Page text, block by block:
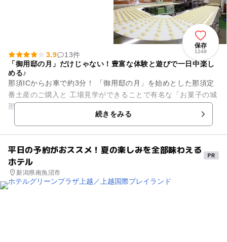
保存
1249
3.9
13件
「御用邸の月」だけじゃない！豊富な体験と遊びで一日中楽し
める♪
那須ICからお車で約3分！ 「御用邸の月」を始めとした那須定
番土産のご購入と 工場見学ができることで有名な「お菓子の城
那須ハートランド」♪ 実は体験イベントや楽しい遊びも盛りだ
続きをみる
平日の予約がおススメ！夏の楽しみを全部味わえる
ホテル
新潟県南魚沼市